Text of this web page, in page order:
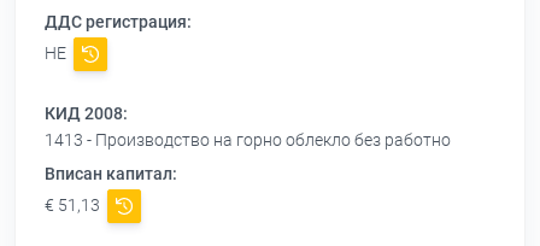
ДДС регистрация:
НЕ
КИД 2008:
1413 - Производство на горно облекло без работно
Вписан капитал:
€ 51,13